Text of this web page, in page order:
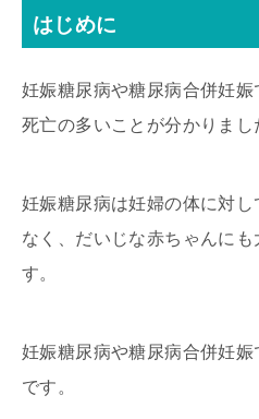
はじめに
妊娠糖尿病や糖尿病合併妊
死亡の多いことが分かりまし
妊娠糖尿病は妊婦の体に対
なく、だいじな赤ちゃんに
す。
妊娠糖尿病や糖尿病合併妊
です。